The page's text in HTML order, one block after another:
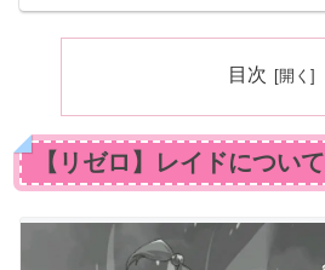
目次
【リゼロ】レイドについて